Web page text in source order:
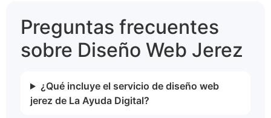
Preguntas frecuentes
sobre Diseño Web Jerez
¿Qué incluye el servicio de diseño web
jerez de La Ayuda Digital?